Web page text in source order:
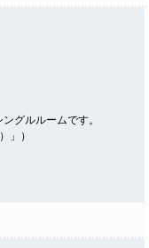
グルルームです。
」）